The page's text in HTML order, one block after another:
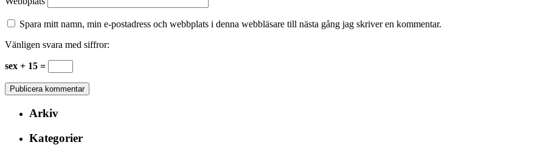
Spara mitt namn, min e-postadress och webbplats i denna webbläsare till nästa gång jag skriver en kommentar.
Vänligen svara med siffror:
sex + 15 =
Arkiv
Kategorier